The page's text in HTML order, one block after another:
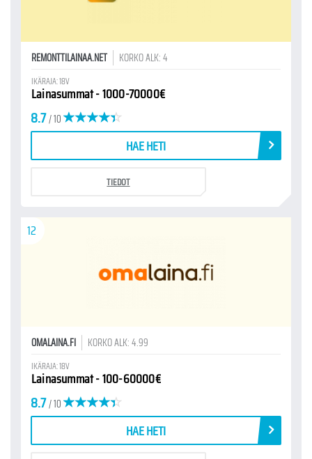
REMONTTILAINAA.NET KORKO ALK: 4
IKÄRAJA: 18V
Lainasummat - 1000-70000€
8.7/ 10
HAE HETI
TIEDOT
12
OMALAINA.FI KORKO ALK: 4.99
IKÄRAJA: 18V
Lainasummat - 100-60000€
8.7/ 10
HAE HETI